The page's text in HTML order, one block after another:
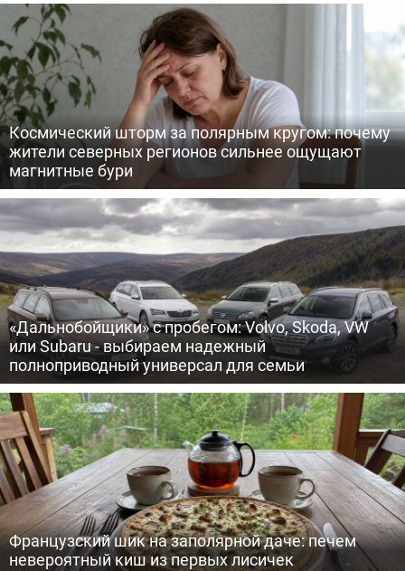
Космический шторм за полярным кругом: почему
жители северных регионов сильнее ощущают
магнитные бури
«Дальнобойщики» с пробегом: Volvo, Skoda, VW
или Subaru - выбираем надежный
полноприводный универсал для семьи
Французский шик на заполярной даче: печем
невероятный киш из первых лисичек